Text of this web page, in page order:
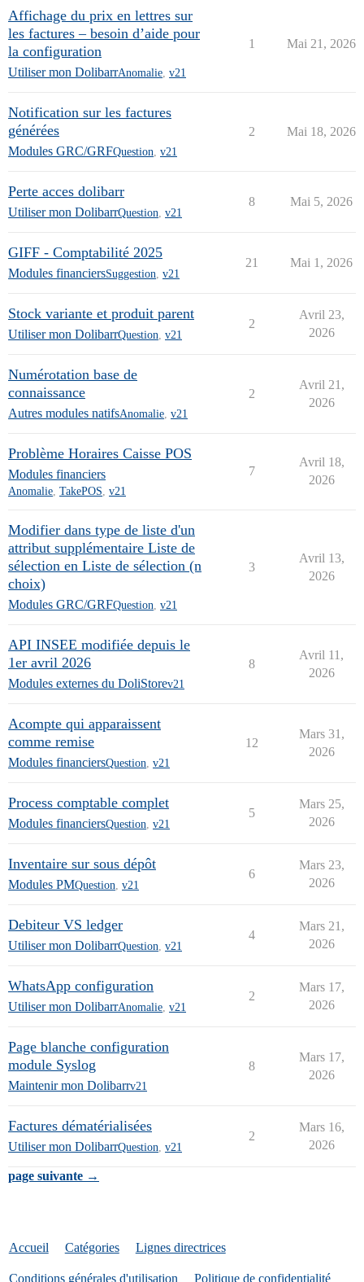
Affichage du prix en lettres sur
les factures – besoin d’aide pour
la configuration
Utiliser mon DolibarrAnomalie v21
1 Mai 21, 2026
Notification sur les factures
générées
Modules GRC/GRFQuestion v21
2 Mai 18, 2026
Perte acces dolibarr
Utiliser mon DolibarrQuestion v21
8 Mai 5, 2026
GIFF - Comptabilité 2025
Modules financiersSuggestion v21
21 Mai 1, 2026
Stock variante et produit parent
Utiliser mon DolibarrQuestion v21
2
Avril 23,
2026
Numérotation base de
connaissance
Autres modules natifsAnomalie v21
2
Avril 21,
2026
Problème Horaires Caisse POS
Modules financiers
Anomalie, TakePOS, v21
7
Avril 18,
2026
Modifier dans type de liste d'un
attribut supplémentaire Liste de
sélection en Liste de sélection (n
choix)
Modules GRC/GRFQuestion v21
3
Avril 13,
2026
API INSEE modifiée depuis le
1er avril 2026
Modules externes du DoliStorev21
8
Avril 11,
2026
Acompte qui apparaissent
comme remise
Modules financiersQuestion v21
12
Mars 31,
2026
Process comptable complet
Modules financiersQuestion v21
5
Mars 25,
2026
Inventaire sur sous dépôt
Modules PMQuestion v21
6
Mars 23,
2026
Debiteur VS ledger
Utiliser mon DolibarrQuestion v21
4
Mars 21,
2026
WhatsApp configuration
Utiliser mon DolibarrAnomalie v21
2
Mars 17,
2026
Page blanche configuration
module Syslog
Maintenir mon Dolibarrv21
8
Mars 17,
2026
Factures dématérialisées
Utiliser mon DolibarrQuestion v21
2
Mars 16,
2026
page suivante →
Accueil Catégories Lignes directrices
Conditions générales d'utilisation Politique de confidentialité